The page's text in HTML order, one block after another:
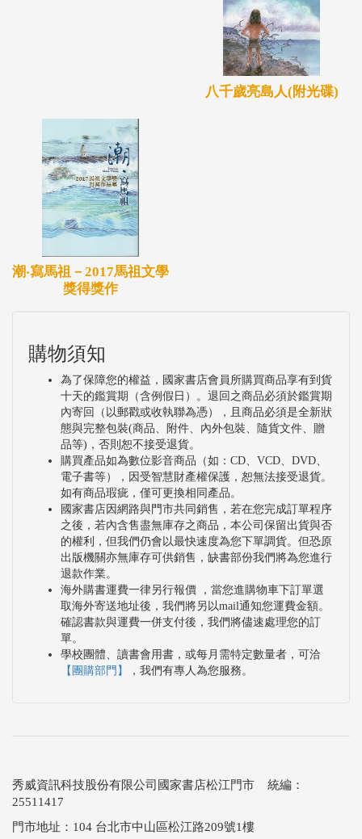
八千歲亮島人(附光碟)
潮‧寫馬祖－2017馬祖文學
獎得獎作
購物須知
為了保障您的權益，國家書店會員所購買商品享有到貨
十天的鑑賞期（含例假日）。退回之商品必須於鑑賞期
內寄回（以郵戳或收執聯為憑），且商品必須是全新狀
態與完整包裝(商品、附件、內外包裝、隨貨文件、贈
品等)，否則恕不接受退貨。
購買產品如為數位影音商品（如：CD、VCD、DVD、
電子書等），因受智慧財產權保護，恕無法接受退貨。
如有商品瑕疵，僅可更換相同產品。
國家書店因網路與門市共同銷售，若在您完成訂單程序
之後，若內含售盡無庫存之商品，本公司保留出貨與否
的權利，但我們仍會以最快速度為您下單調貨。但恐原
出版機關亦無庫存可供銷售，缺書部份我們將為您進行
退款作業。
海外購書運費一律另行報價 ，當您進購物車下訂單選
取海外寄送地址後，我們將另以mail通知您運費金額。
確認書款與運費一併支付後，我們將儘速處理您的訂
單。
學校團體、讀書會用書，或每月需特定數量者，可洽
【團購部門】
，我們有專人為您服務。
秀威資訊科技股份有限公司國家書店松江門市 統編：
25511417
門市地址：104 台北市中山區松江路209號1樓